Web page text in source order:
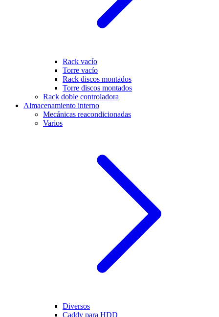
Rack vacío
Torre vacío
Rack discos montados
Torre discos montados
Rack doble controladora
Almacenamiento interno
Mecánicas reacondicionadas
Varios
Diversos
Caddy para HDD